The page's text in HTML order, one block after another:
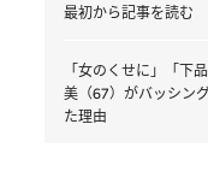
最初から記事を読む
「女のくせに」「下
美（67）がバッシン
た理由